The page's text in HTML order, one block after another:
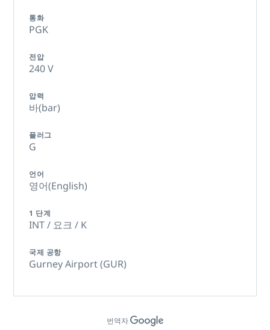
통화
PGK
전압
240 V
압력
바(bar)
플러그
G
언어
영어(English)
1 단계
INT / 요크 / K
국제 공항
Gurney Airport (GUR)
번역자